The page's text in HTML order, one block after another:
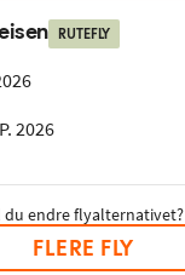
RUTEFLY
2026
du endre flyalternativet?
FLERE FLY